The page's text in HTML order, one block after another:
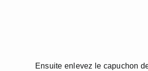
Ensuite enlevez le capuchon